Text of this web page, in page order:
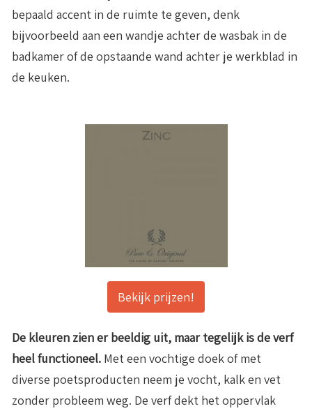
bepaald accent in de ruimte te geven, denk
bijvoorbeeld aan een wandje achter de wasbak in de
badkamer of de opstaande wand achter je werkblad in
de keuken.
Bekijk prijzen!
De kleuren zien er beeldig uit, maar tegelijk is de verf
heel functioneel. Met een vochtige doek of met
diverse poetsproducten neem je vocht, kalk en vet
zonder probleem weg. De verf dekt het oppervlak